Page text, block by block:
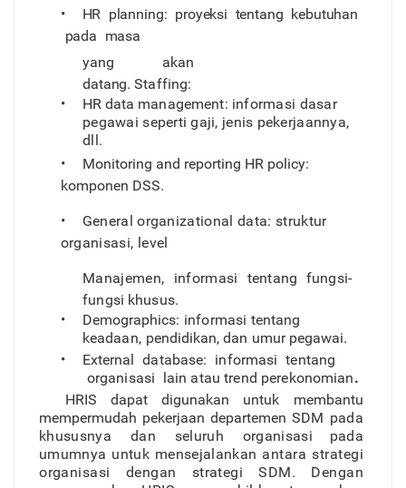
•
HR planning: proyeksi tentang kebutuhan
pada masa
yang akan
datang. Staffing:
•
HR data management: informasi dasar
pegawai seperti gaji, jenis pekerjaannya,
dll.
•
Monitoring and reporting HR policy:
komponen DSS.
• Genera organizationa data: struktur
organisasi, level
Manajemen, informasi tentang fungsi-
fungsi khusus.
•
Demographics: informasi tentang
keadaan, pendidikan, dan umur pegawai.
•
Externa database: informasi tentang
organisasi lain atau trend perekonomian.
HRIS dapat digunakan untuk membantu
mempermudah pekerjaan departemen SDM pad a
khususnya dan seluruh organisasi pad a
umumnya untu k mensejalankan antara strategi
organisasi dengan strategiSDM. Dengan